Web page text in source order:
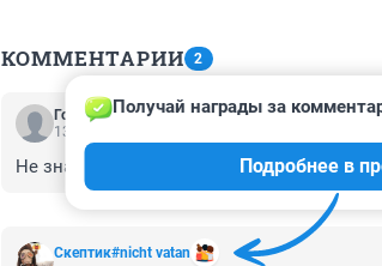
КОММЕНТАРИИ 2
Гость
13 апреля 2024, 12:04
Не знал, что он был "культовый"
Скептик#nicht vatan
Получай награды за
Подробнее в